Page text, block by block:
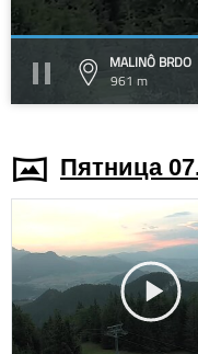
MALINÔ BRDO
961 m
Пятница